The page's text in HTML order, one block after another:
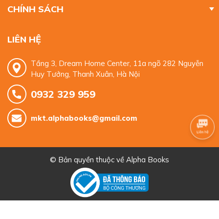
CHÍNH SÁCH
LIÊN HỆ
Tầng 3, Dream Home Center, 11a ngõ 282 Nguyễn
Huy Tưởng, Thanh Xuân, Hà Nội
0932 329 959
mkt.alphabooks@gmail.com
© Bản quyền thuộc về Alpha Books